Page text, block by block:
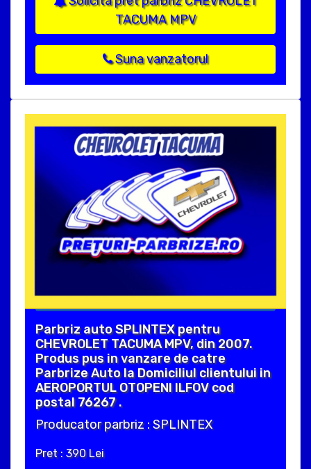
TACUMA MPV
Suna vanzatorul
Parbriz auto SPLINTEX pentru
CHEVROLET TACUMA MPV, din 2007.
Produs pus in vanzare de catre
Parbrize Auto la Domiciliul clientului in
AEROPORTUL OTOPENI ILFOV cod
postal 76267 .
Producator parbriz : SPLINTEX
Pret : 390 Lei